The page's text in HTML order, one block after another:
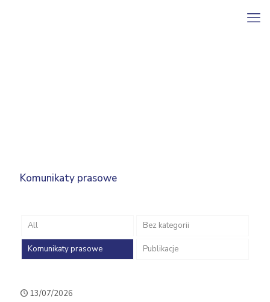
Komunikaty prasowe
All Bez kategorii
Komunikaty prasowe Publikacje
13/07/2026